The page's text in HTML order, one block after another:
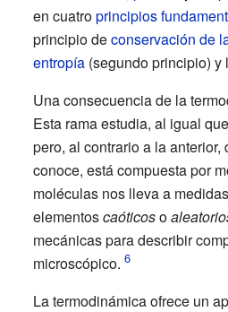
en cuatroprincipios
principio deconservación de
entropía(segundo principio) y
Una consecuencia de la
Esta rama estudia, al igual
pero, al contrario a la
conoce, está compuesta por
moléculas nos lleva a
elementoscaóticoso
mecánicas para describir
microscópico.
La termodinámica ofrece un